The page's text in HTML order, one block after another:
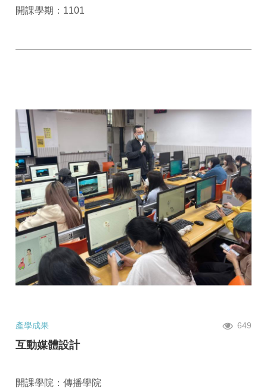
開課學期：1101
產學成果 649
互動媒體設計
開課學院：傳播學院